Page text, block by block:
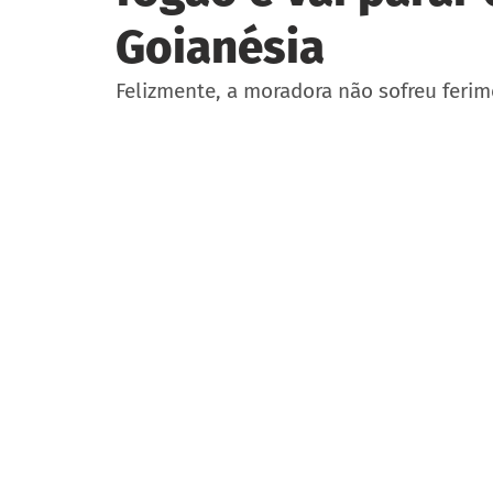
Goianésia
Felizmente, a moradora não sofreu